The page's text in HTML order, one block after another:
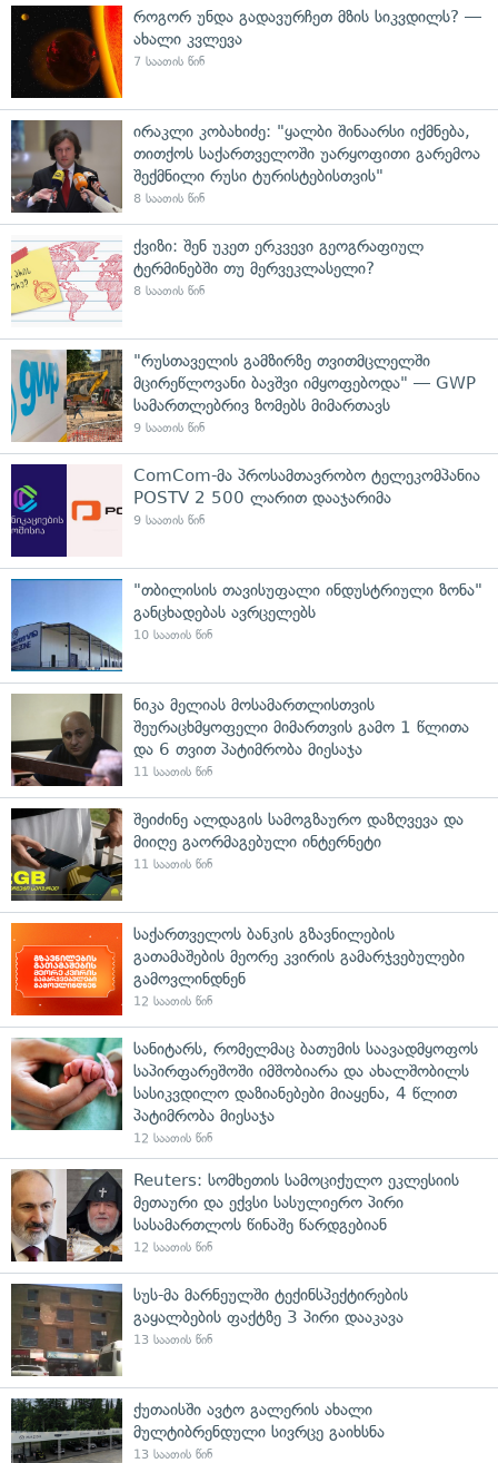
როგორ უნდა გადავურჩეთ მზის სიკვდილს? —
ახალი კვლევა
7 საათის წინ
ირაკლი კობახიძე: "ყალბი შინაარსი იქმნება,
თითქოს საქართველოში უარყოფითი გარემოა
შექმნილი რუსი ტურისტებისთვის"
8 საათის წინ
ქვიზი: შენ უკეთ ერკვევი გეოგრაფიულ
ტერმინებში თუ მერვეკლასელი?
8 საათის წინ
"რუსთაველის გამზირზე თვითმცლელში
მცირეწლოვანი ბავშვი იმყოფებოდა" — GWP
სამართლებრივ ზომებს მიმართავს
9 საათის წინ
ComCom-მა პროსამთავრობო ტელეკომპანია
POSTV 2 500 ლარით დააჯარიმა
9 საათის წინ
"თბილისის თავისუფალი ინდუსტრიული ზონა"
განცხადებას ავრცელებს
10 საათის წინ
ნიკა მელიას მოსამართლისთვის
შეურაცხმყოფელი მიმართვის გამო 1 წლითა
და 6 თვით პატიმრობა მიესაჯა
11 საათის წინ
შეიძინე ალდაგის სამოგზაურო დაზღვევა და
მიიღე გაორმაგებული ინტერნეტი
11 საათის წინ
საქართველოს ბანკის გზავნილების
გათამაშების მეორე კვირის გამარჯვებულები
გამოვლინდნენ
12 საათის წინ
სანიტარს, რომელმაც ბათუმის საავადმყოფოს
საპირფარეშოში იმშობიარა და ახალშობილს
სასიკვდილო დაზიანებები მიაყენა, 4 წლით
პატიმრობა მიესაჯა
12 საათის წინ
Reuters: სომხეთის სამოციქულო ეკლესიის
მეთაური და ექვსი სასულიერო პირი
სასამართლოს წინაშე წარდგებიან
12 საათის წინ
სუს-მა მარნეულში ტექინსპექტირების
გაყალბების ფაქტზე 3 პირი დააკავა
13 საათის წინ
ქუთაისში ავტო გალერის ახალი
მულტიბრენდული სივრცე გაიხსნა
13 საათის წინ